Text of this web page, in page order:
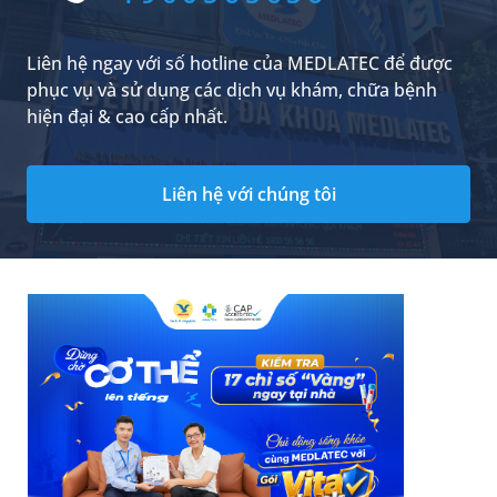
Liên hệ ngay với số hotline của MEDLATEC để được
phục vụ và sử dụng các dịch vụ khám, chữa bệnh
hiện đại & cao cấp nhất.
Liên hệ với chúng tôi